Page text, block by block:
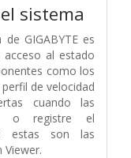
sistema
GIGABYTE es
al estado
como los
de velocidad
cuando las
o registre el
estas son las